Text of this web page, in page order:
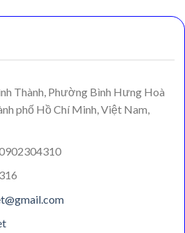
Thành, Phường Bình Hưng Hoà
phố Hồ Chí Minh, Việt Nam,